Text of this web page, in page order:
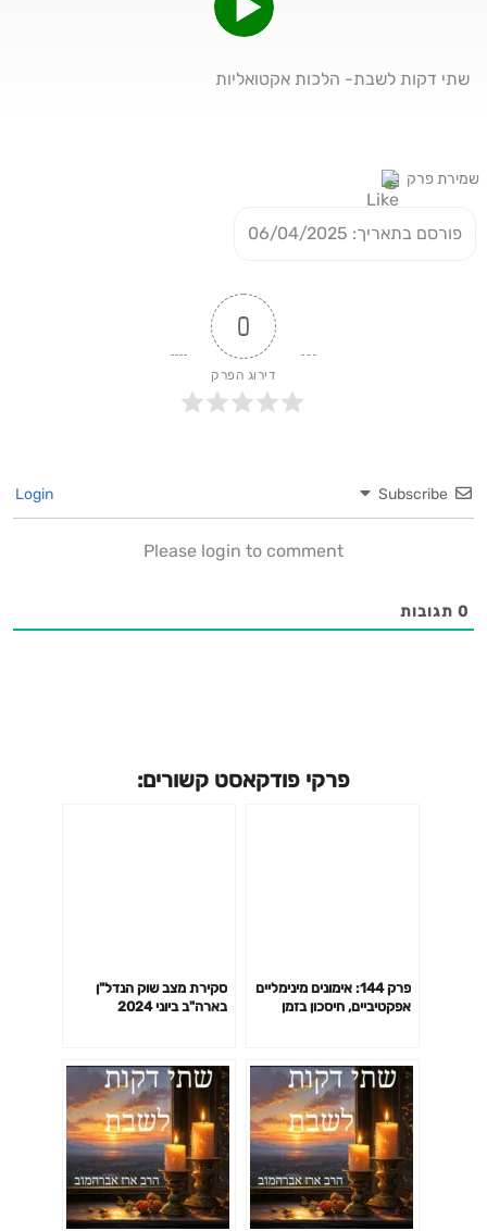
שתי דקות לשבת- הלכות אקטואליות
שמירת פרק
פורסם בתאריך: 06/04/2025
0
דירוג הפרק
Subscribe
Please login to comment
0 תגובות
פרקי פודקאסט קשורים:
פרק 144: אימונים מינימליים
אפקטיביים, חיסכון בזמן
סקירת מצב שוק הנדל"ן
בארה"ב ביוני 2024